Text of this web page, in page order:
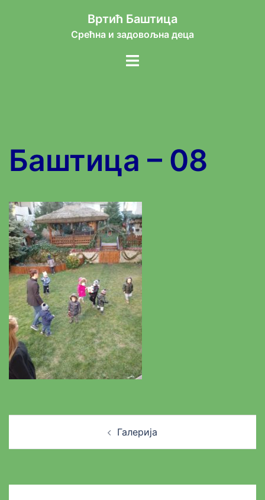
Вртић Баштица
Срећна и задовољна деца
Toggle
Баштица – 08
Галерија